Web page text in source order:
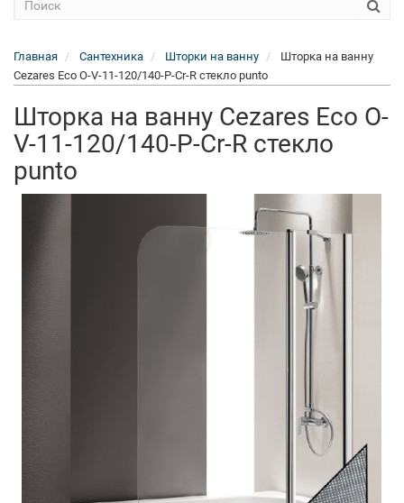
Главная Сантехника Шторки на ванну
Шторка на ванну
Cezares Eco O-V-11-120/140-P-Cr-R стекло punto
Шторка на ванну Cezares Eco O-
V-11-120/140-P-Cr-R стекло
punto